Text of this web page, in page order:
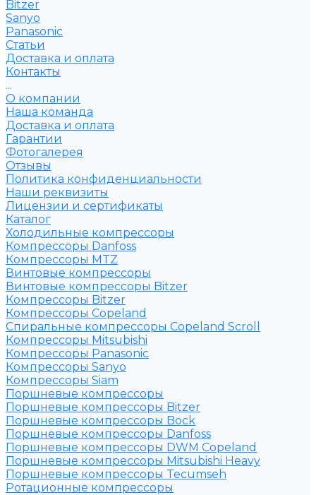
Bitzer
Sanyo
Рanasonic
Статьи
Доставка и оплата
Контакты
...
О компании
Наша команда
Доставка и оплата
Гарантии
Фотогалерея
Отзывы
Политика конфиденциальности
Наши реквизиты
Лицензии и сертификаты
Каталог
Холодильные компрессоры
Компрессоры Danfoss
Компрессоры MTZ
Винтовые компрессоры
Винтовые компрессоры Bitzer
Компрессоры Bitzer
Компрессоры Copeland
Спиральные компрессоры Copeland Scroll
Компрессоры Mitsubishi
Компрессоры Panasonic
Компрессоры Sanyo
Компрессоры Siam
Поршневые компрессоры
Поршневые компрессоры Bitzer
Поршневые компрессоры Bock
Поршневые компрессоры Danfoss
Поршневые компрессоры DWM Copeland
Поршневые компрессоры Mitsubishi Heavy
Поршневые компрессоры Tecumseh
Ротационные компрессоры